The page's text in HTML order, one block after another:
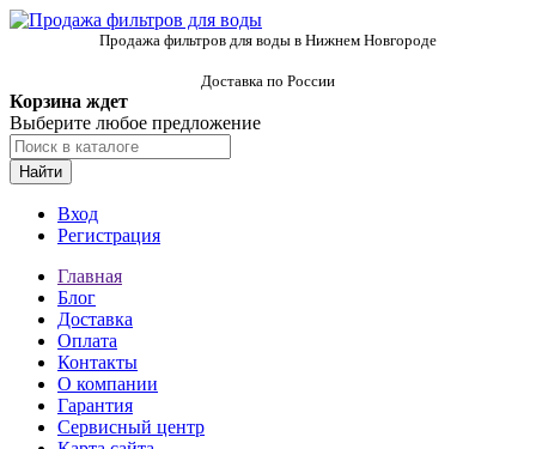
Продажа фильтров для воды в Нижнем Новгороде
Доставка по России
Корзина ждет
Выберите любое предложение
Найти
Вход
Регистрация
Главная
Блог
Доставка
Оплата
Контакты
О компании
Гарантия
Сервисный центр